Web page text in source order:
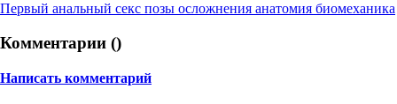
Первый анальный секс позы осложнения анатомия биомеханика
Комментарии ()
Написать комментарий